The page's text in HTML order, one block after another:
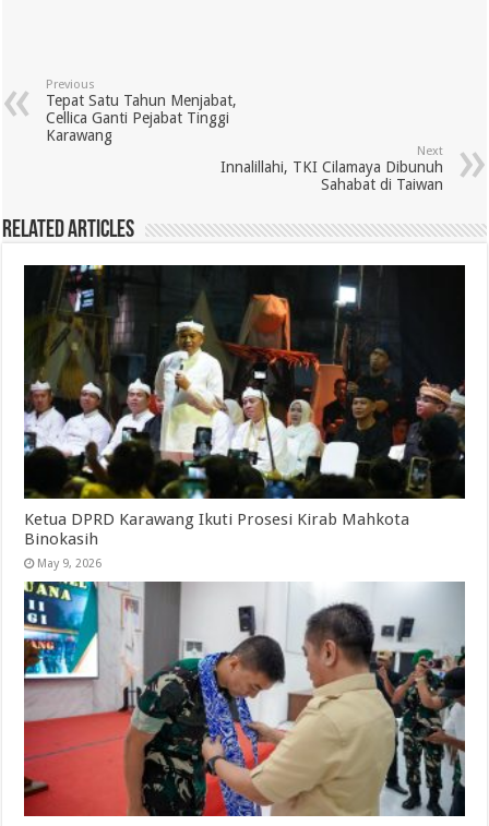
Previous
Tepat Satu Tahun Menjabat,
Cellica Ganti Pejabat Tinggi
Karawang
Next
Innalillahi, TKI Cilamaya Dibunuh
Sahabat di Taiwan
Related Articles
Ketua DPRD Karawang Ikuti Prosesi Kirab Mahkota
Binokasih
May 9, 2026